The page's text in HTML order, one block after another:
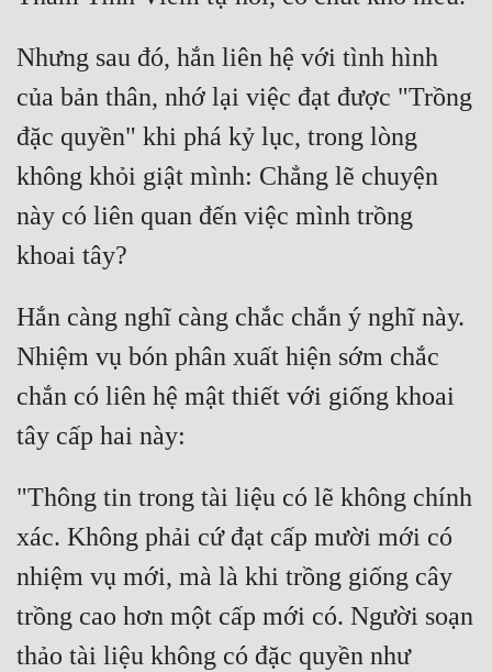
Học Đường
Khoa Huyễn Không Gian
Kinh Dị
Kiếm Hiệp
Linh Dị
Làm Giàu
Mỹ Thực
Ngôn Tình
Nhưng sau đó, hắn liên hệ với tình hình
của bản thân, nhớ lại việc đạt được "Trồng
đặc quyền" khi phá kỷ lục, trong lòng
không khỏi giật mình: Chẳng lẽ chuyện
này có liên quan đến việc mình trồng
Hắn càng nghĩ càng chắc chắn ý nghĩ này.
Nhiệm vụ bón phân xuất hiện sớm chắc
chắn có liên hệ mật thiết với giống khoai
"Thông tin trong tài liệu có lẽ không chính
xác. Không phải cứ đạt cấp mười mới có
nhiệm vụ mới, mà là khi trồng giống cây
trồng cao hơn một cấp mới có. Người soạn
thảo tài liệu không có đặc quyền như